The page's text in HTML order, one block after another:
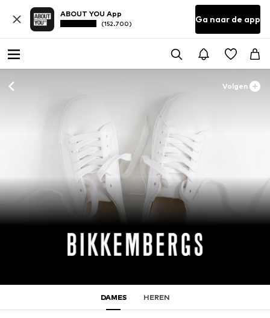
ABOUT YOU App
(152.700) Ga naar de app
Volgen
DAMES HEREN